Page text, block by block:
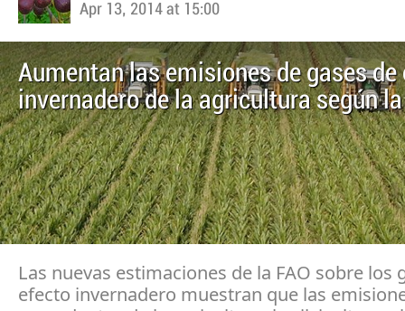
Apr 13, 2014 at 15:00
Aumentan las emisiones de gases de
invernadero de la agricultura según la
Las nuevas estimaciones de la FAO sobre los
efecto invernadero muestran que las